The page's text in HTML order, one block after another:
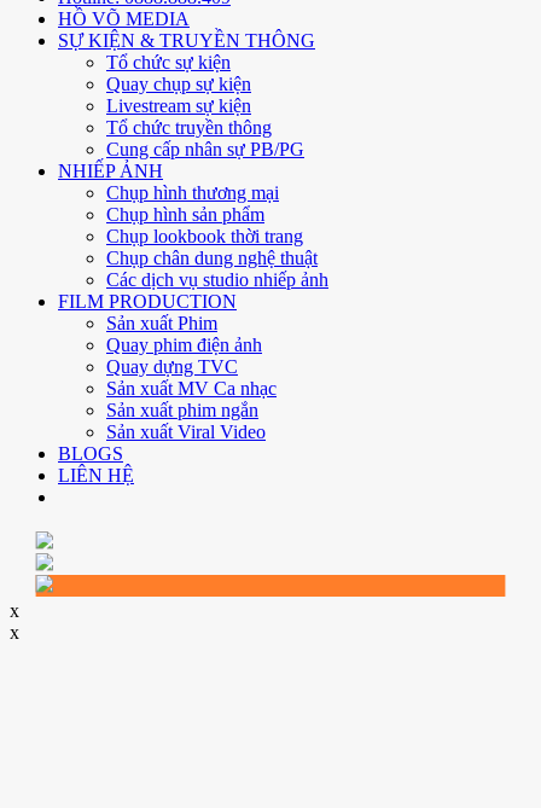
HỒ VÕ MEDIA
SỰ KIỆN & TRUYỀN THÔNG
Tổ chức sự kiện
Quay chụp sự kiện
Livestream sự kiện
Tổ chức truyền thông
Cung cấp nhân sự PB/PG
NHIẾP ẢNH
Chụp hình thương mại
Chụp hình sản phẩm
Chụp lookbook thời trang
Chụp chân dung nghệ thuật
Các dịch vụ studio nhiếp ảnh
FILM PRODUCTION
Sản xuất Phim
Quay phim điện ảnh
Quay dựng TVC
Sản xuất MV Ca nhạc
Sản xuất phim ngắn
Sản xuất Viral Video
BLOGS
LIÊN HỆ
x
x